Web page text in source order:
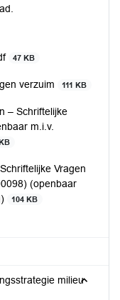
47 KB
verzuim 111 KB
– Schriftelijke
m.i.v.
Vragen
(openbaar
104 KB
milieu